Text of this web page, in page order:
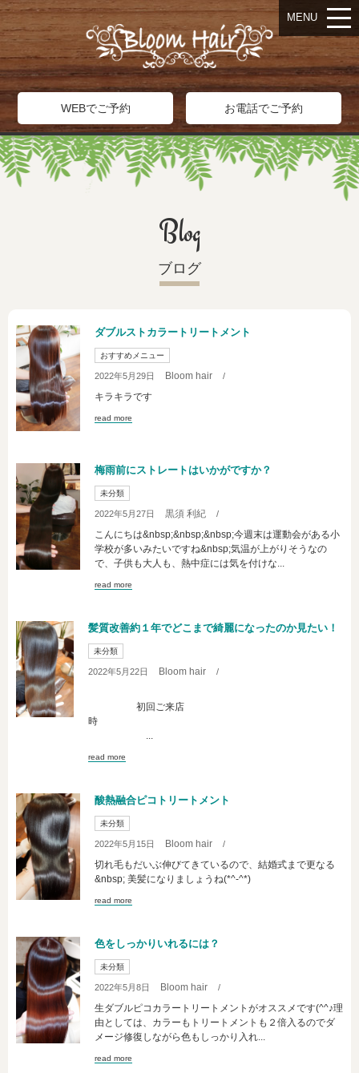
WEBでご予約 お電話でご予約
MENU
Blog
ブログ
ダブルストカラートリートメント
おすすめメニュー
2022年5月29日 Bloom hair /
キラキラです
read more
梅雨前にストレートはいかがですか？
未分類
2022年5月27日 黒須 利紀 /
こんにちは&nbsp;&nbsp;&nbsp;今週末は運動会がある小
学校が多いみたいですね&nbsp;気温が上がりそうなの
で、子供も大人も、熱中症には気を付けな...
read more
髪質改善約１年でどこまで綺麗になったのか見たい！
未分類
2022年5月22日 Bloom hair /
初回ご来店
時
...
read more
酸熱融合ピコトリートメント
未分類
2022年5月15日 Bloom hair /
切れ毛もだいぶ伸びてきているので、結婚式まで更なる
&nbsp; 美髪になりましょうね(*^-^*)
read more
色をしっかりいれるには？
未分類
2022年5月8日 Bloom hair /
生ダブルピコカラートリートメントがオススメです(^^♪理
由としては、カラーもトリートメントも２倍入るのでダ
メージ修復しながら色もしっかり入れ...
read more